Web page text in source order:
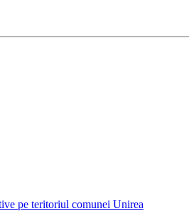
pe teritoriul comunei Unirea